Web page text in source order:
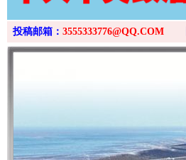
投稿邮箱： 3555333776@QQ.COM